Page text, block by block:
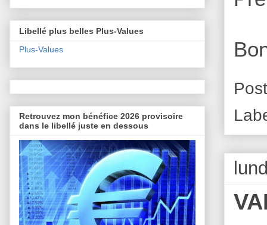
Libellé plus belles Plus-Values
Plus-Values
Retrouvez mon bénéfice 2026 provisoire
dans le libellé juste en dessous